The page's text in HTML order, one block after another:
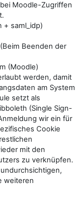
Moodle-Zugriffen
+ saml_idp)
Beenden der
(Moodle)
werden, damit
am System
setzt als
(Single Sign-
wir ein für
Cookie
mit den
zu verknüpfen.
weiteren